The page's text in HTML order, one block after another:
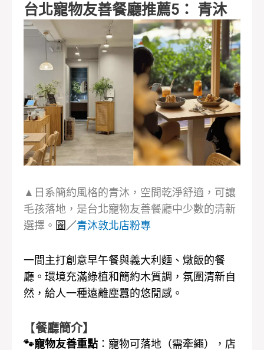
台北寵物友善餐廳推薦5： 青沐
▲日系簡約風格的青沐，空間乾淨舒適，可讓
毛孩落地，是台北寵物友善餐廳中少數的清新
選擇。 圖／青沐敦北店粉專
一間主打創意早午餐與義大利麵、燉飯的餐
廳。環境充滿綠植和簡約木質調，氛圍清新自
然，給人一種遠離塵囂的悠閒感。
【餐廳簡介】
🐾寵物友善重點 ：寵物可落地（需牽繩），店